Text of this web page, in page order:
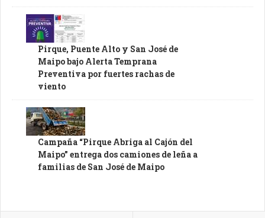
Pirque, Puente Alto y San José de
Maipo bajo Alerta Temprana
Preventiva por fuertes rachas de
viento
Campaña “Pirque Abriga al Cajón del
Maipo” entrega dos camiones de leña a
familias de San José de Maipo